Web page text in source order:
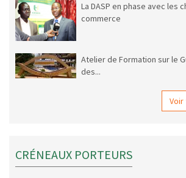
La DASP en phase avec les
commerce
Atelier de Formation sur le
des...
Voir
CRÉNEAUX PORTEURS